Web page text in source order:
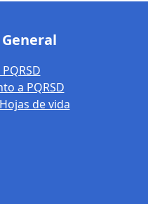
a PQRSD
de vida